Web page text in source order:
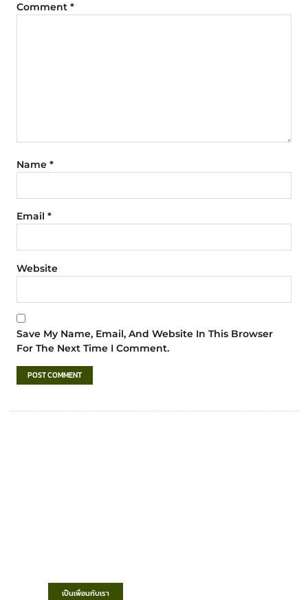
Comment *
Name *
Email *
Website
Save My Name, Email, And Website In This Browser
For The Next Time I Comment.
เป็นเพื่อนกับเรา